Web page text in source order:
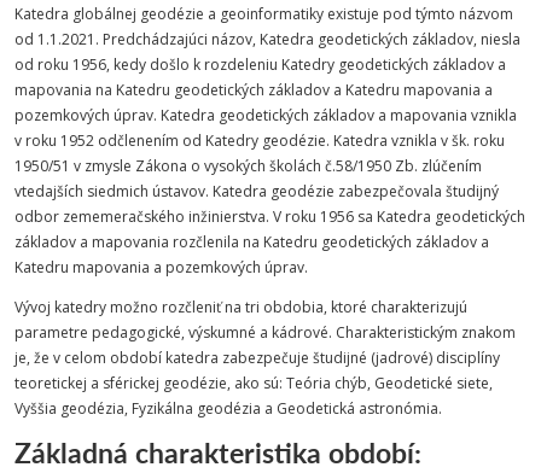
Katedra globálnej geodézie a geoinformatiky existuje pod týmto názvom
od 1.1.2021. Predchádzajúci názov, Katedra geodetických základov, niesla
od roku 1956, kedy došlo k rozdeleniu Katedry geodetických základov a
mapovania na Katedru geodetických základov a Katedru mapovania a
pozemkových úprav. Katedra geodetických základov a mapovania vznikla
v roku 1952 odčlenením od Katedry geodézie. Katedra vznikla v šk. roku
1950/51 v zmysle Zákona o vysokých školách č.58/1950 Zb. zlúčením
vtedajších siedmich ústavov. Katedra geodézie zabezpečovala študijný
odbor zememeračského inžinierstva. V roku 1956 sa Katedra geodetických
základov a mapovania rozčlenila na Katedru geodetických základov a
Katedru mapovania a pozemkových úprav.
Vývoj katedry možno rozčleniť na tri obdobia, ktoré charakterizujú
parametre pedagogické, výskumné a kádrové. Charakteristickým znakom
je, že v celom období katedra zabezpečuje študijné (jadrové) disciplíny
teoretickej a sférickej geodézie, ako sú: Teória chýb, Geodetické siete,
Vyššia geodézia, Fyzikálna geodézia a Geodetická astronómia.
Základná charakteristika období: